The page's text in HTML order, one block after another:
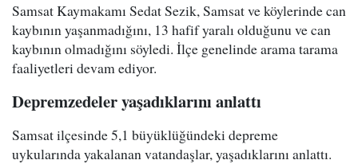
Samsat Kaymakamı Sedat Sezik, Samsat ve köylerinde can
kaybının yaşanmadığını, 13 hafif yaralı olduğunu ve can
kaybının olmadığını söyledi. İlçe genelinde arama tarama
faaliyetleri devam ediyor.
Depremzedeler yaşadıklarını anlattı
Samsat ilçesinde 5,1 büyüklüğündeki depreme
uykularında yakalanan vatandaşlar, yaşadıklarını anlattı.